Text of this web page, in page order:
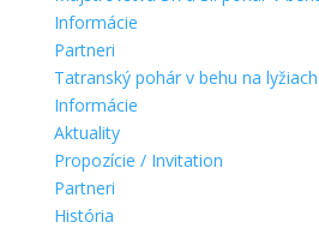
Informácie
Partneri
Tatranský pohár v behu na lyžiach
Informácie
Aktuality
Propozície / Invitation
Partneri
História